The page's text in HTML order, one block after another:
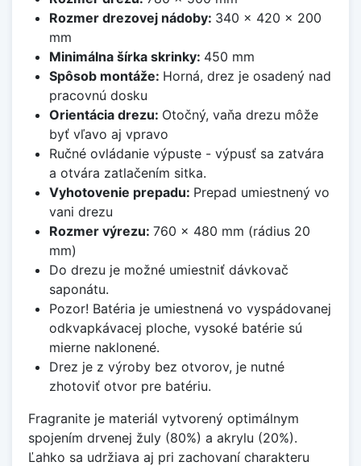
Rozmer drezovej nádoby: 340 x 420 x 200
mm
Minimálna šírka skrinky: 450 mm
Spôsob montáže: Horná, drez je osadený nad
pracovnú dosku
Orientácia drezu: Otočný, vaňa drezu môže
byť vľavo aj vpravo
Ručné ovládanie výpuste - výpusť sa zatvára
a otvára zatlačením sitka.
Vyhotovenie prepadu: Prepad umiestnený vo
vani drezu
Rozmer výrezu: 760 x 480 mm (rádius 20
mm)
Do drezu je možné umiestniť dávkovač
saponátu.
Pozor! Batéria je umiestnená vo vyspádovanej
odkvapkávacej ploche, vysoké batérie sú
mierne naklonené.
Drez je z výroby bez otvorov, je nutné
zhotoviť otvor pre batériu.
Fragranite je materiál vytvorený optimálnym
spojením drvenej žuly (80%) a akrylu (20%).
Ľahko sa udržiava aj pri zachovaní charakteru